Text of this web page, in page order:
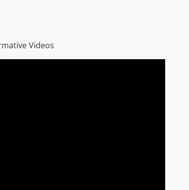
Videos